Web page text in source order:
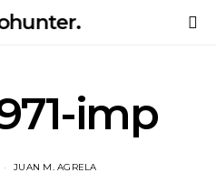
imp
JUAN M. AGRELA